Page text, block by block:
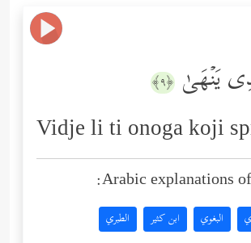
یَنۡهَىٰ ﴿٩﴾
Vidje li ti onoga koji
Arabic explanations
البغوي ابن كثير الطبري